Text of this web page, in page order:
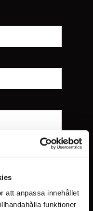
att anpassa innehållet
funktioner